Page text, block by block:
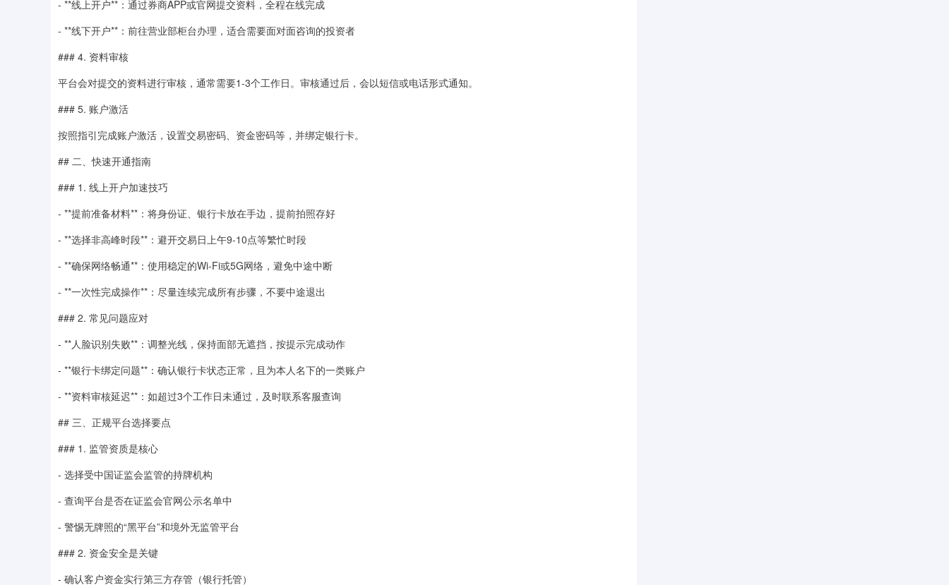
- **线上开户**：通过券商APP或官网提交资料，全程在线完成
- **线下开户**：前往营业部柜台办理，适合需要面对面咨询的投资者
### 4. 资料审核
平台会对提交的资料进行审核，通常需要1-3个工作日。审核通过后，会以短信或电话形式通知。
### 5. 账户激活
按照指引完成账户激活，设置交易密码、资金密码等，并绑定银行卡。
## 二、快速开通指南
### 1. 线上开户加速技巧
- **提前准备材料**：将身份证、银行卡放在手边，提前拍照存好
- **选择非高峰时段**：避开交易日上午9-10点等繁忙时段
- **确保网络畅通**：使用稳定的Wi-Fi或5G网络，避免中途中断
- **一次性完成操作**：尽量连续完成所有步骤，不要中途退出
### 2. 常见问题应对
- **人脸识别失败**：调整光线，保持面部无遮挡，按提示完成动作
- **银行卡绑定问题**：确认银行卡状态正常，且为本人名下的一类账户
- **资料审核延迟**：如超过3个工作日未通过，及时联系客服查询
## 三、正规平台选择要点
### 1. 监管资质是核心
- 选择受中国证监会监管的持牌机构
- 查询平台是否在证监会官网公示名单中
- 警惕无牌照的“黑平台”和境外无监管平台
### 2. 资金安全是关键
- 确认客户资金实行第三方存管（银行托管）